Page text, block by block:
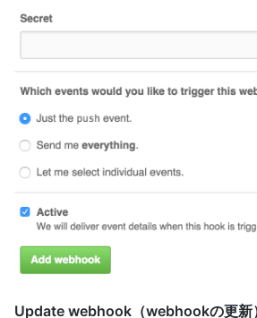
Update webhook（webhookの更新